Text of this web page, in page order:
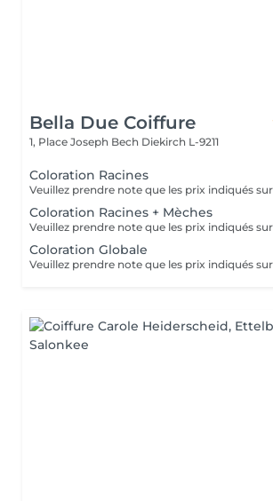
Bella Due Coiffure
1, Place Joseph Bech Diekirch L-9211
Coloration Racines
Coloration Racines + Mèches
Coloration Globale